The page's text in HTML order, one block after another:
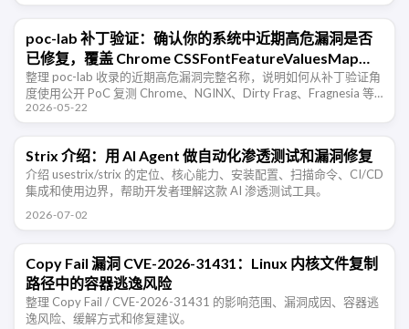
poc-lab 补丁验证：确认你的系统中近期高危漏洞是否
已修复，覆盖 Chrome CSSFontFeatureValuesMap
UAF、NGINX Rift、Dirty Frag、Fragnesia
整理 poc-lab 收录的近期高危漏洞完整名称，说明如何从补丁验证角
度使用公开 PoC 复测 Chrome、NGINX、Dirty Frag、Fragnesia 等
漏洞是否已修复。
2026-05-22
Strix 介绍：用 AI Agent 做自动化渗透测试和漏洞修复
介绍 usestrix/strix 的定位、核心能力、安装配置、扫描命令、CI/CD
集成和使用边界，帮助开发者理解这款 AI 渗透测试工具。
2026-07-02
Copy Fail 漏洞 CVE-2026-31431：Linux 内核文件复制
路径中的容器逃逸风险
整理 Copy Fail / CVE-2026-31431 的影响范围、漏洞成因、容器逃
逸风险、缓解方式和修复建议。